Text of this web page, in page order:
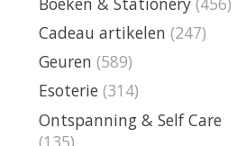
Cadeau artikelen (247)
Geuren (589)
Esoterie (314)
Ontspanning & Self Care
(135)